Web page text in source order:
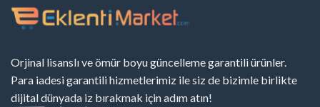
Orjinal lisanslı ve ömür boyu güncelleme garantili ürünler.
Para iadesi garantili hizmetlerimiz ile siz de bizimle birlikte
dijital dünyada iz bırakmak için adım atın!